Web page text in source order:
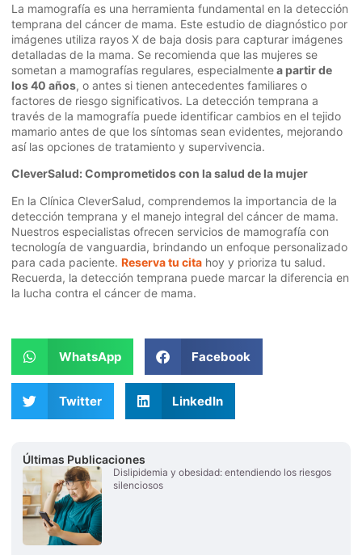
La mamografía es una herramienta fundamental en la detección
temprana del cáncer de mama. Este estudio de diagnóstico por
imágenes utiliza rayos X de baja dosis para capturar imágenes
detalladas de la mama. Se recomienda que las mujeres se
sometan a mamografías regulares, especialmentea partir de
los 40 años, o antes si tienen antecedentes familiares o
factores de riesgo significativos. La detección temprana a
través de la mamografía puede identificar cambios en el tejido
mamario antes de que los síntomas sean evidentes, mejorando
así las opciones de tratamiento y supervivencia.
CleverSalud: Comprometidos con la salud de la mujer
En la Clínica CleverSalud, comprendemos la importancia de la
detección temprana y el manejo integral del cáncer de mama.
Nuestros especialistas ofrecen servicios de mamografía con
tecnología de vanguardia, brindando un enfoque personalizado
para cada paciente. Reserva tu cita hoy y prioriza tu salud.
Recuerda, la detección temprana puede marcar la diferencia en
la lucha contra el cáncer de mama.
WhatsApp Facebook
Twitter LinkedIn
Últimas Publicaciones
Dislipidemia y obesidad: entendiendo los riesgos
silenciosos